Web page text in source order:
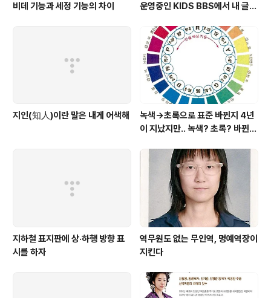
비데 기능과 세정 기능의 차이
운영중인 KIDS BBS에서 내 글을
지인(知人)이란 말은 내게 어색해
녹색→초록으로 표준 바뀐지 4년
이 지났지만.. 녹색? 초록? 바뀐
지하철 표지판에 상·하행 방향 표
시를 하자
역무원도 없는 무인역, 명예역장이
지킨다